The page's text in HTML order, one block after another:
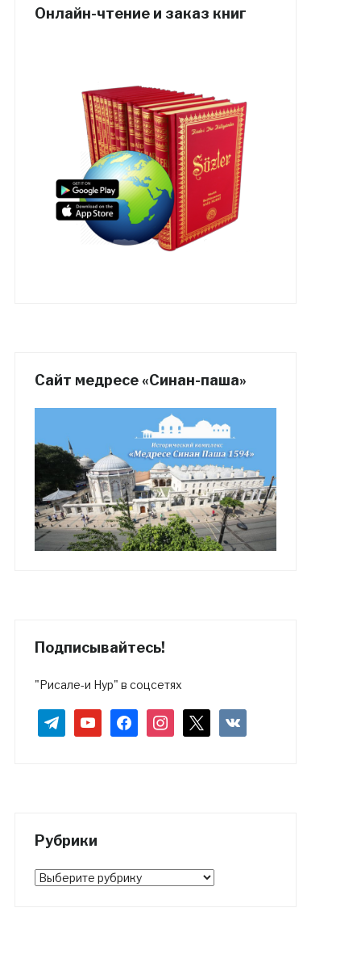
Онлайн-чтение и заказ книг
Сайт медресе «Синан-паша»
Подписывайтесь!
"Рисале-и Нур" в соцсетях
telegramyoutubefacebookinstagram vkontakte
Рубрики
Рубрики